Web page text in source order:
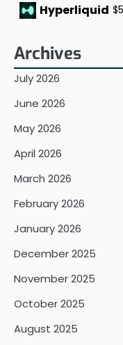
Hyperliquid
Archives
July 2026
June 2026
May 2026
April 2026
March 2026
February 2026
January 2026
December 2025
November 2025
October 2025
August 2025